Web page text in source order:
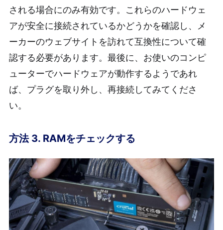
される場合にのみ有効です。これらのハードウェ
アが安全に接続されているかどうかを確認し、メ
ーカーのウェブサイトを訪れて互換性について確
認する必要があります。最後に、お使いのコンピ
ューターでハードウェアが動作するようであれ
ば、プラグを取り外し、再接続してみてくださ
い。
方法 3. RAMをチェックする